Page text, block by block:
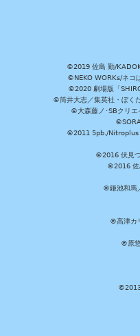
©2019 佐島 勤/
©NEKO WORKs/ネコ
©2020 劇場版「
©筒井大志／集英社・ぼく
©大森藤ノ･SBクリ
©2011 5pb./Nitroplus
©2016 伏見
©2016 佐
©鎌池和馬
©高津カ
©原
©2013